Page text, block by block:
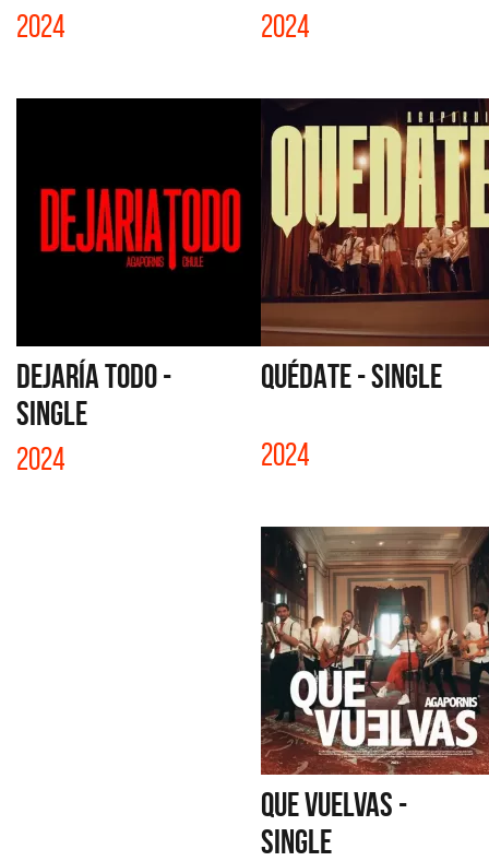
2024 2024
DEJARÍA TODO -
SINGLE
2024
QUÉDATE - SINGLE
2024
QUE VUELVAS -
SINGLE